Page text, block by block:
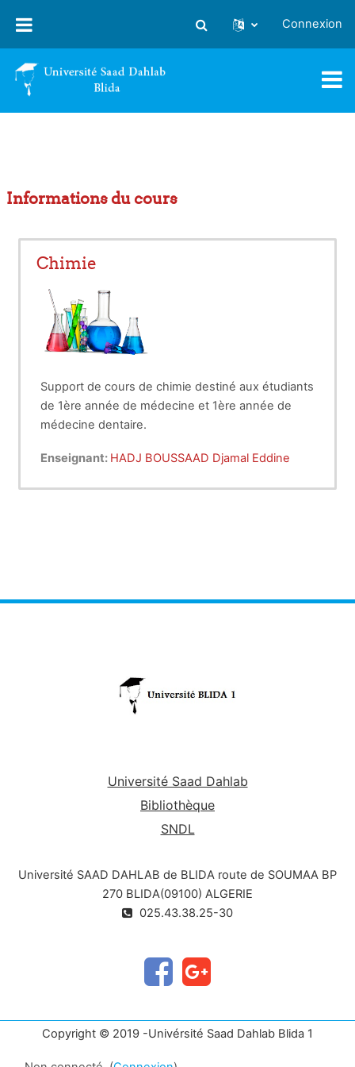
Activer/désactiver la saisie
Connexion
Informations du cours
Chimie
Support de cours de chimie destiné aux étudiants
de 1ère année de médecine et 1ère année de
médecine dentaire.
Enseignant: HADJ BOUSSAAD Djamal Eddine
Université Saad Dahlab
Bibliothèque
SNDL
Université SAAD DAHLAB de BLIDA route de SOUMAA BP
270 BLIDA(09100) ALGERIE
025.43.38.25-30
Copyright © 2019 -Univérsité Saad Dahlab Blida 1